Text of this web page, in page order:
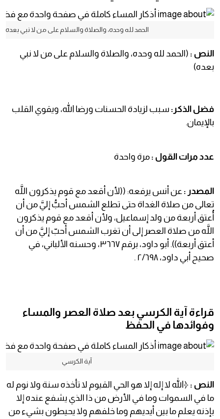
الحمد لله وحده، والصلاة والسلام على من لا نبي بعده
النص : (الحمد لله وحده، والصلاة والسلام على من لا نبي
بعده)
فضل الذكر: سبب لزيادة الحسنات ورضا الله، ويقوي القلب
بالإيمان.
عدد مرات القول : مرة واحدة
المصدر : عن أنس يرفعه: ((لأن أقعد مع قوم يذكرون اللَّه
تعالى من صلاة الغداة حتى تطلع الشمس أحبُّ إليَّ من أن
أُعتق أربعة من ولد إسماعيل، ولأن أقعد مع قوم يذكرون
اللَّه من صلاة العصر إلى أن تغرب الشمس أحبّ إليَّ من أن
أعتق أربعة)). أبو داود، برقم ٣٦٦٧، وحسنه الألباني، في
صحيح أبي داود، ٢/٦٩٨ .
قراءة آية الكرسي بعد صلاة العصر والمساء
وفوائدها في الحفظ
آية الكرسي
النص : ﴿الله لا إله إلا هو الحي القيوم لا تأخذه سنة ولا نوم له
ما في السموات وما في الأرض من ذا الذي يشفع عنده إلا
بإذنه يعلم ما بين أيديهم وما خلفهم ولا يحيطون بشيء من